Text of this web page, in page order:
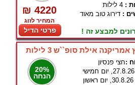
₪ 4220
המחיר לזוג
פרטי הדיל
: 4 לילות
: דירוג טוב מאוד
למבצע זה !
אילת סופ``ש 3 לילות
20%
הנחה
:חצי פנסיון
27.8.26, יום חמישי
30.8.26, יום ראשון